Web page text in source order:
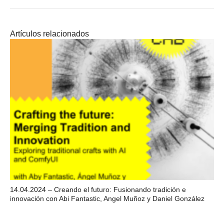
Artículos relacionados
14.04.2024 – Creando el futuro: Fusionando tradición e
innovación con Abi Fantastic, Angel Muñoz y Daniel González